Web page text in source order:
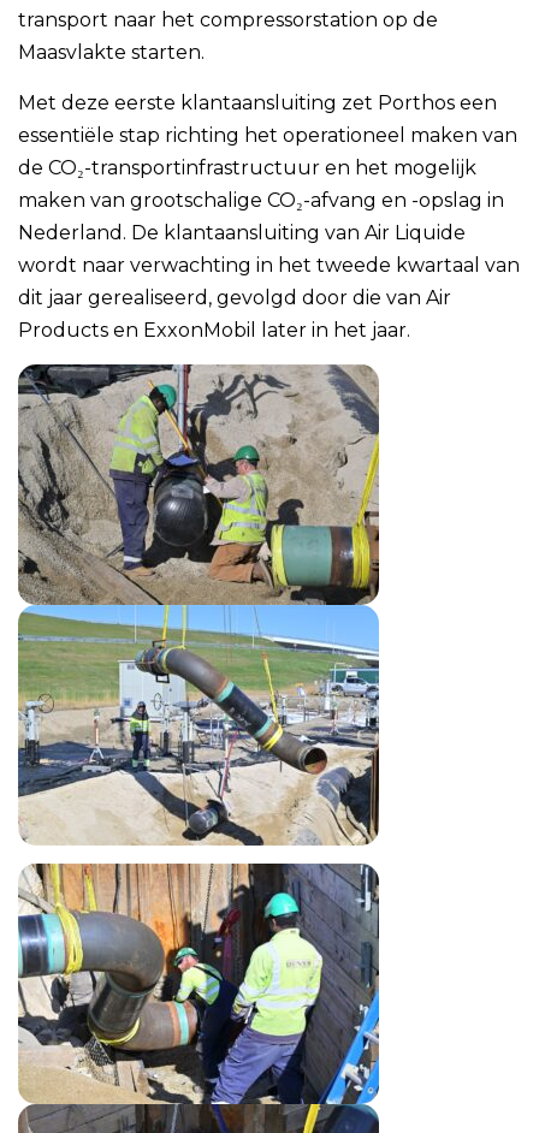
transport naar het compressorstation op de
Maasvlakte starten.
Met deze eerste klantaansluiting zet Porthos een
essentiële stap richting het operationeel maken van
de CO₂-transportinfrastructuur en het mogelijk
maken van grootschalige CO₂-afvang en -opslag in
Nederland. De klantaansluiting van Air Liquide
wordt naar verwachting in het tweede kwartaal van
dit jaar gerealiseerd, gevolgd door die van Air
Products en ExxonMobil later in het jaar.